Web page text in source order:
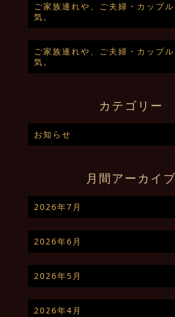
ご家族連れや、ご夫婦・カップ
気。
ご家族連れや、ご夫婦・カップ
気。
カテゴリー
お知らせ
月間アーカイブ
2026年7月
2026年6月
2026年5月
2026年4月